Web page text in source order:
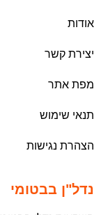
אודות
יצירת קשר
מפת אתר
תנאי שימוש
הצהרת נגישות
נדל"ן בבטומי